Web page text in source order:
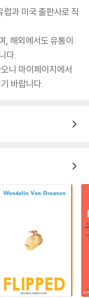
과 미국 출판사로 직
, 해외에서도 유통이
다.
니 마이페이지에서
바랍니다.